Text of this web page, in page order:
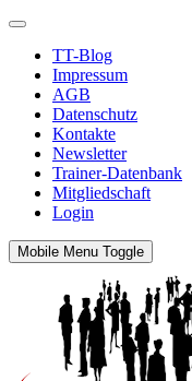
TT-Blog
Impressum
AGB
Datenschutz
Kontakte
Newsletter
Trainer-Datenbank
Mitgliedschaft
Login
Mobile Menu Toggle